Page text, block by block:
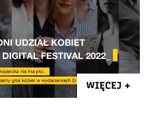
WIĘCEJ +